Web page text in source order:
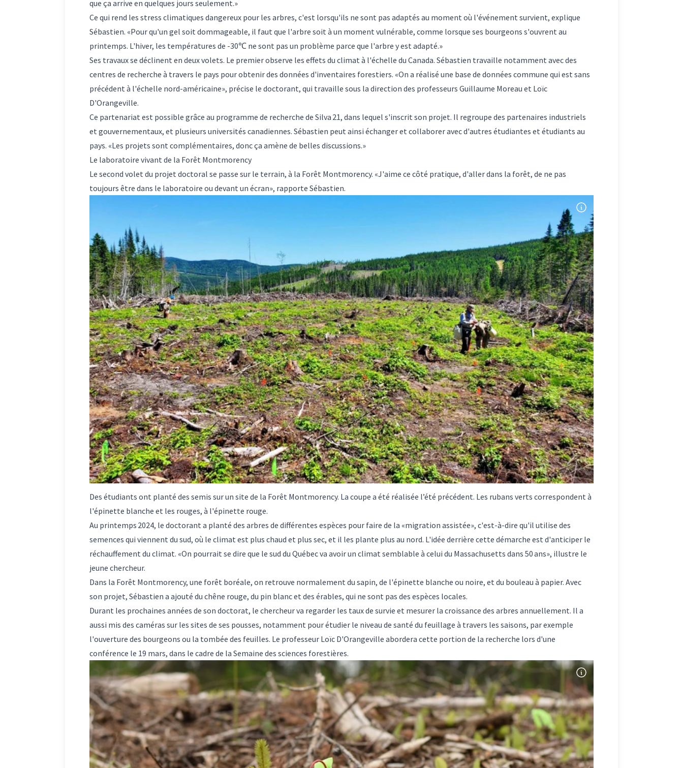
que ça arrive en quelques jours seulement.»
Ce qui rend les stress climatiques dangereux pour les arbres, c'est lorsqu'ils ne sont pas adaptés au moment où l'événement survient, explique
Sébastien. «Pour qu'un gel soit dommageable, il faut que l'arbre soit à un moment vulnérable, comme lorsque ses bourgeons s'ouvrent au
printemps. L'hiver, les températures de -30℃ ne sont pas un problème parce que l'arbre y est adapté.»
Ses travaux se déclinent en deux volets. Le premier observe les effets du climat à l'échelle du Canada. Sébastien travaille notamment avec des
centres de recherche à travers le pays pour obtenir des données d'inventaires forestiers. «On a réalisé une base de données commune qui est sans
précédent à l'échelle nord-américaine», précise le doctorant, qui travaille sous la direction des professeurs Guillaume Moreau et Loïc
D'Orangeville.
Ce partenariat est possible grâce au programme de recherche de Silva 21, dans lequel s'inscrit son projet. Il regroupe des partenaires industriels
et gouvernementaux, et plusieurs universités canadiennes. Sébastien peut ainsi échanger et collaborer avec d'autres étudiantes et étudiants au
pays. «Les projets sont complémentaires, donc ça amène de belles discussions.»
Le laboratoire vivant de la Forêt Montmorency
Le second volet du projet doctoral se passe sur le terrain, à la Forêt Montmorency. «J'aime ce côté pratique, d'aller dans la forêt, de ne pas
toujours être dans le laboratoire ou devant un écran», rapporte Sébastien.
Des étudiants ont planté des semis sur un site de la Forêt Montmorency. La coupe a été réalisée l’été précédent. Les rubans verts correspondent à
l'épinette blanche et les rouges, à l'épinette rouge.
Au printemps 2024, le doctorant a planté des arbres de différentes espèces pour faire de la «migration assistée», c'est-à-dire qu'il utilise des
semences qui viennent du sud, où le climat est plus chaud et plus sec, et il les plante plus au nord. L'idée derrière cette démarche est d'anticiper le
réchauffement du climat. «On pourrait se dire que le sud du Québec va avoir un climat semblable à celui du Massachusetts dans 50 ans», illustre le
jeune chercheur.
Dans la Forêt Montmorency, une forêt boréale, on retrouve normalement du sapin, de l'épinette blanche ou noire, et du bouleau à papier. Avec
son projet, Sébastien a ajouté du chêne rouge, du pin blanc et des érables, qui ne sont pas des espèces locales.
Durant les prochaines années de son doctorat, le chercheur va regarder les taux de survie et mesurer la croissance des arbres annuellement. Il a
aussi mis des caméras sur les sites de ses pousses, notamment pour étudier le niveau de santé du feuillage à travers les saisons, par exemple
l'ouverture des bourgeons ou la tombée des feuilles. Le professeur Loïc D'Orangeville abordera cette portion de la recherche lors d'une
conférence le 19 mars, dans le cadre de la Semaine des sciences forestières.